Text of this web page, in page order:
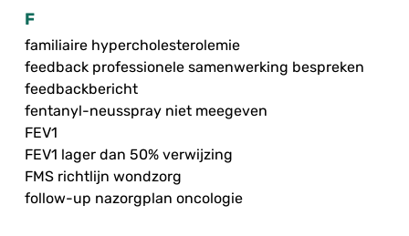
F
familiaire hypercholesterolemie
feedback professionele samenwerking bespreken
feedbackbericht
fentanyl-neusspray niet meegeven
FEV1
FEV1 lager dan 50% verwijzing
FMS richtlijn wondzorg
follow-up nazorgplan oncologie